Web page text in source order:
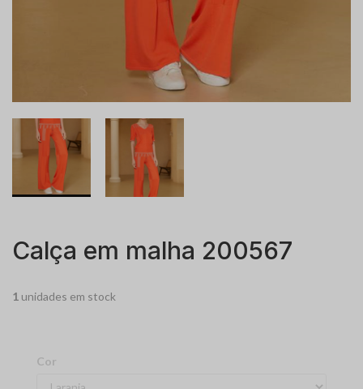
Calça em malha 200567
1 unidades em stock
Cor